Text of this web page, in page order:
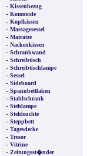
- Kissenbezug
- Kommode
- Kopfkissen
- Massagesessel
- Matratze
- Nackenkissen
- Schrankwand
- Schreibtisch
- Schreibtischlampe
- Sessel
- Sideboard
- Spannbettlaken
- Stahlschrank
- Stehlampe
- Stehleuchte
- Steppbett
- Tagesdecke
- Tresor
- Vitrine
- Zeitungsst�nder